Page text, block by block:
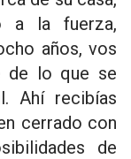
a la fuerza,
años, vos
de lo que se
Ahí recibías
cerrado con
de